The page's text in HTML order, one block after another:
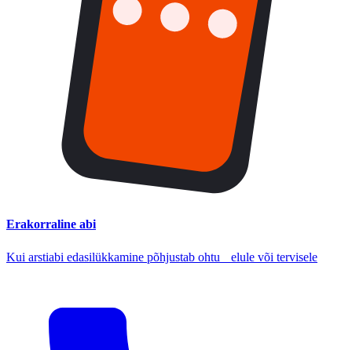
Erakorraline abi
Kui arstiabi edasilükkamine põhjustab ohtu elule või tervisele